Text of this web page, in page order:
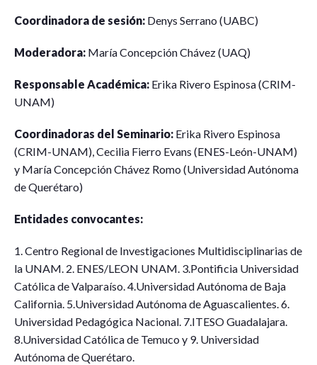
Coordinadora de sesión: Denys Serrano (UABC)
Moderadora: María Concepción Chávez (UAQ)
Responsable Académica: Erika Rivero Espinosa (CRIM-
UNAM)
Coordinadoras del Seminario: Erika Rivero Espinosa
(CRIM-UNAM), Cecilia Fierro Evans (ENES-León-UNAM)
y María Concepción Chávez Romo (Universidad Autónoma
de Querétaro)
Entidades convocantes:
1. Centro Regional de Investigaciones Multidisciplinarias de
la UNAM. 2. ENES/LEON UNAM. 3.Pontificia Universidad
Católica de Valparaíso. 4.Universidad Autónoma de Baja
California. 5.Universidad Autónoma de Aguascalientes. 6.
Universidad Pedagógica Nacional. 7.ITESO Guadalajara.
8.Universidad Católica de Temuco y 9. Universidad
Autónoma de Querétaro.